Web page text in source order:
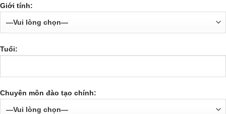
Giới tính:
Tuổi:
Chuyên môn đào tạo chính: